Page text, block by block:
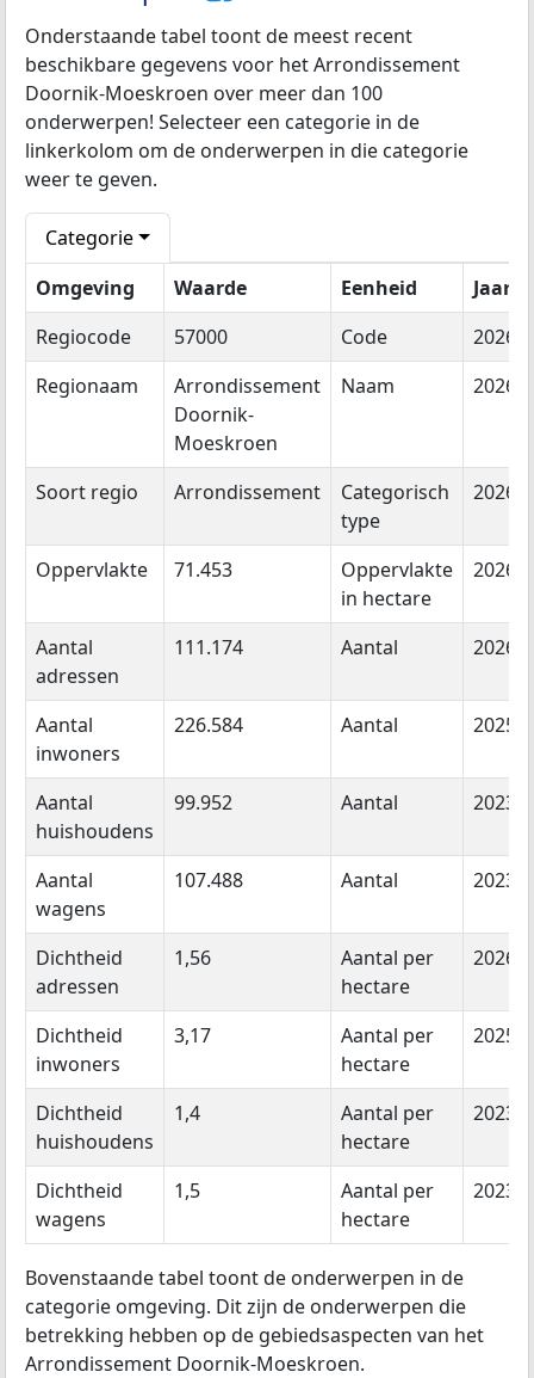
Onderstaande tabel toont de meest recent
beschikbare gegevens voor het Arrondissement
Doornik-Moeskroen over meer dan 100
onderwerpen! Selecteer een categorie in de
linkerkolom om de onderwerpen in die categorie
weer te geven.
Categorie
Omgeving
Waarde Eenheid
Jaar
Regiocode
57000 Code
2026
Regionaam
Arrondissement
Doornik-
Moeskroen
Naam 2026
Soort regio Arrondissement
Categorisch
type
2026
Oppervlakte 71.453
Oppervlakte
in hectare
2026
Aantal
adressen
111.174 Aantal 2026
Aantal
inwoners
226.584 Aantal 2025
Aantal
huishoudens
99.952 Aantal 2023
Aantal
wagens
107.488 Aantal 2023
Dichtheid
adressen
1,56
Aantal per
hectare
2026
Dichtheid
inwoners
3,17
Aantal per
hectare
2025
Dichtheid
huishoudens
1,4
Aantal per
hectare
2023
Dichtheid
wagens
1,5
Aantal per
hectare
2023
Bovenstaande tabel toont de onderwerpen in de
categorie omgeving. Dit zijn de onderwerpen die
betrekking hebben op de gebiedsaspecten van het
Arrondissement Doornik-Moeskroen.